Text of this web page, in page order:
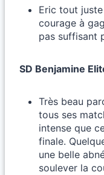
Eric tout
courage à
pas suffisant
SD Benjamine
Très beau
tous ses
intense que
finale.
une belle
soulever la